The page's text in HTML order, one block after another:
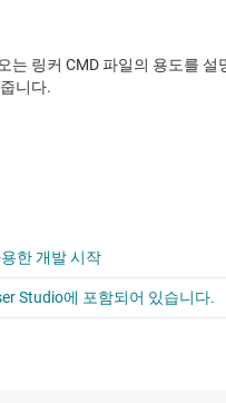
링커 CMD 파일의 용도를 설
니다.
한 개발 시작
Studio에 포함되어 있습니다.